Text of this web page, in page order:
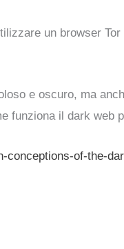
un browser
e oscuro, ma
funziona il dark web
conceptions-of-the-